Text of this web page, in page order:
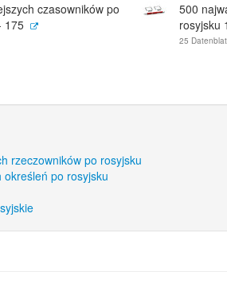
czasowników po
175
500
rosyjsku
25
rzeczowników po rosyjsku
po rosyjsku